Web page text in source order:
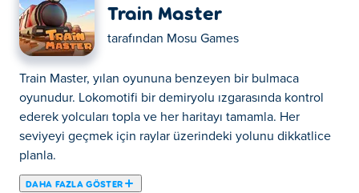
Train Master
tarafından Mosu Games
Train Master, yılan oyununa benzeyen bir bulmaca
oyunudur. Lokomotifi bir demiryolu ızgarasında kontrol
ederek yolcuları topla ve her haritayı tamamla. Her
seviyeyi geçmek için raylar üzerindeki yolunu dikkatlice
planla.
DAHA FAZLA GÖSTER